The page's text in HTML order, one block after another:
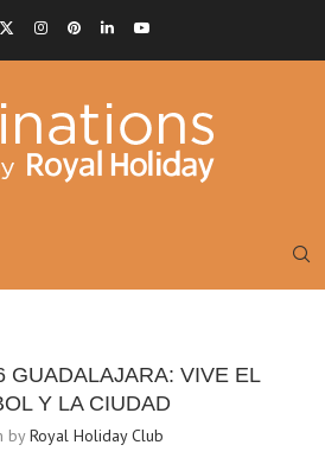
GUADALAJARA: VIVE EL
Y LA CIUDAD
byRoyal Holiday Club